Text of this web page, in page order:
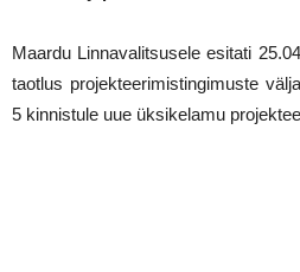
Maardu Linnavalitsusele esitati
taotlus projekteerimistingimuste
5 kinnistule uue üksikelamu